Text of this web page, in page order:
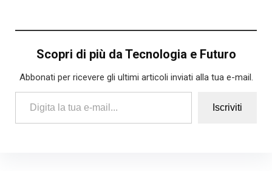
Scopri di più da Tecnologia e Futuro
Abbonati per ricevere gli ultimi articoli inviati alla tua e-mail.
Digita la tua e-mail...
Iscriviti